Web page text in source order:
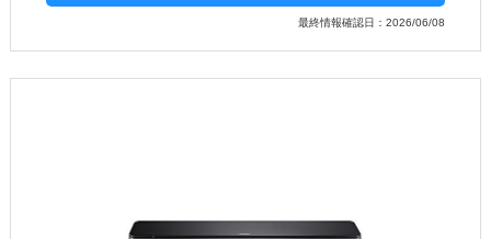
最終情報確認日：2026/06/08